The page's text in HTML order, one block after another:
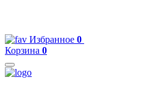
Избранное 0
Корзина 0